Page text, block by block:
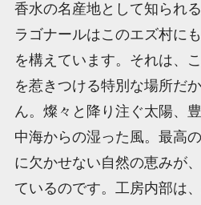
香水の名産地として知られ
ラゴナールはこのエズ村に
を構えています。それは、
を惹きつける特別な場所だ
ん。燦々と降り注ぐ太陽、
中海からの湿った風。最高
に欠かせない自然の恵みが
ているのです。工房内部は